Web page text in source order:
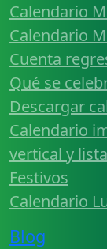
Calendario
Calendario
Cuenta
Qué se
Descargar
Calendario
vertical y
Festivos
Calendario
Blog